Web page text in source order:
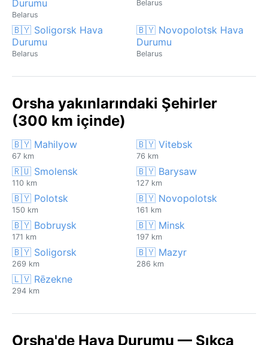
Durumu
Belarus
Belarus
🇧🇾 Soligorsk Hava
Durumu
Belarus
🇧🇾 Novopolotsk Hava
Durumu
Belarus
Orsha yakınlarındaki Şehirler
(300 km içinde)
🇧🇾 Mahilyow
67 km
🇧🇾 Vitebsk
76 km
🇷🇺 Smolensk
110 km
🇧🇾 Barysaw
127 km
🇧🇾 Polotsk
150 km
🇧🇾 Novopolotsk
161 km
🇧🇾 Bobruysk
171 km
🇧🇾 Minsk
197 km
🇧🇾 Soligorsk
269 km
🇧🇾 Mazyr
286 km
🇱🇻 Rēzekne
294 km
Orsha'de Hava Durumu — Sıkça